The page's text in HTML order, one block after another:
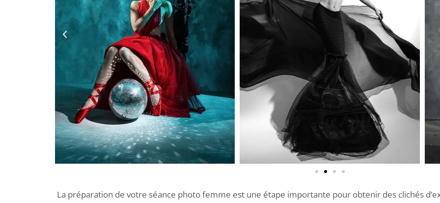
La préparation de votre séance photo femme est une étape importante pour obtenir des clichés